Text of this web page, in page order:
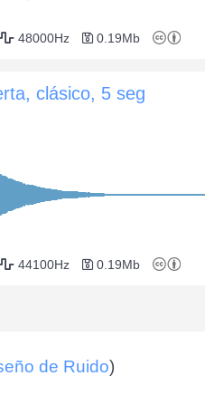
48000Hz 0.19Mb
clásico, 5 seg
44100Hz 0.19Mb
de Ruido)